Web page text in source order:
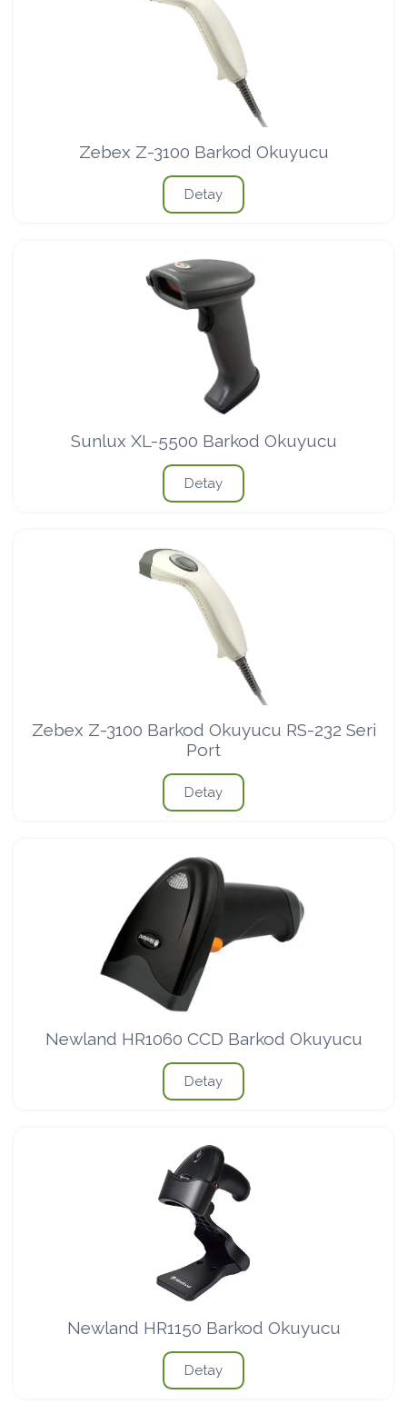
Zebex Z-3100 Barkod Okuyucu
Detay
Sunlux XL-5500 Barkod Okuyucu
Detay
Zebex Z-3100 Barkod Okuyucu RS-232 Seri
Port
Detay
Newland HR1060 CCD Barkod Okuyucu
Detay
Newland HR1150 Barkod Okuyucu
Detay